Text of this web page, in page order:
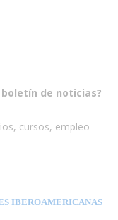
de noticias?
cursos, empleo
IBEROAMERICANAS